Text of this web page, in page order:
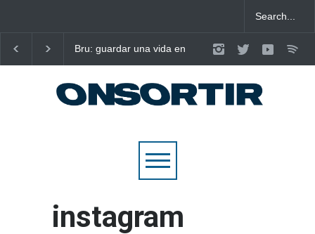
Bru: guardar una vida en
pop emocional
Laura West imposa el
criteri al ritme del
pop de “m’enxules”
instagram